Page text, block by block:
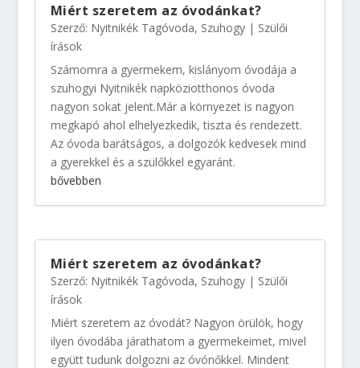
Miért szeretem az óvodánkat?
Szerző: Nyitnikék Tagóvoda, Szuhogy| Szülői
írások
Számomra a gyermekem, kislányom óvodája a
szuhogyi Nyitnikék napköziotthonos óvoda
nagyon sokat jelent.Már a környezet is nagyon
megkapó ahol elhelyezkedik, tiszta és rendezett.
Az óvoda barátságos, a dolgozók kedvesek mind
a gyerekkel és a szülőkkel egyaránt.
bővebben
Miért szeretem az óvodánkat?
Szerző: Nyitnikék Tagóvoda, Szuhogy| Szülői
írások
Miért szeretem az óvodát? Nagyon örülök, hogy
ilyen óvodába járathatom a gyermekeimet, mivel
együtt tudunk dolgozni az óvónőkkel. Mindent